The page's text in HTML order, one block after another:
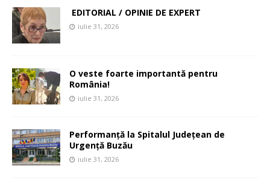
EDITORIAL / OPINIE DE EXPERT
iulie 31, 2026
O veste foarte importantă pentru
România!
iulie 31, 2026
Performanță la Spitalul Județean de
Urgență Buzău
iulie 31, 2026